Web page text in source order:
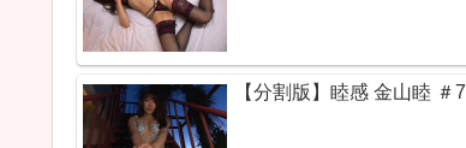
【分割版】睦感 金山睦 ＃7